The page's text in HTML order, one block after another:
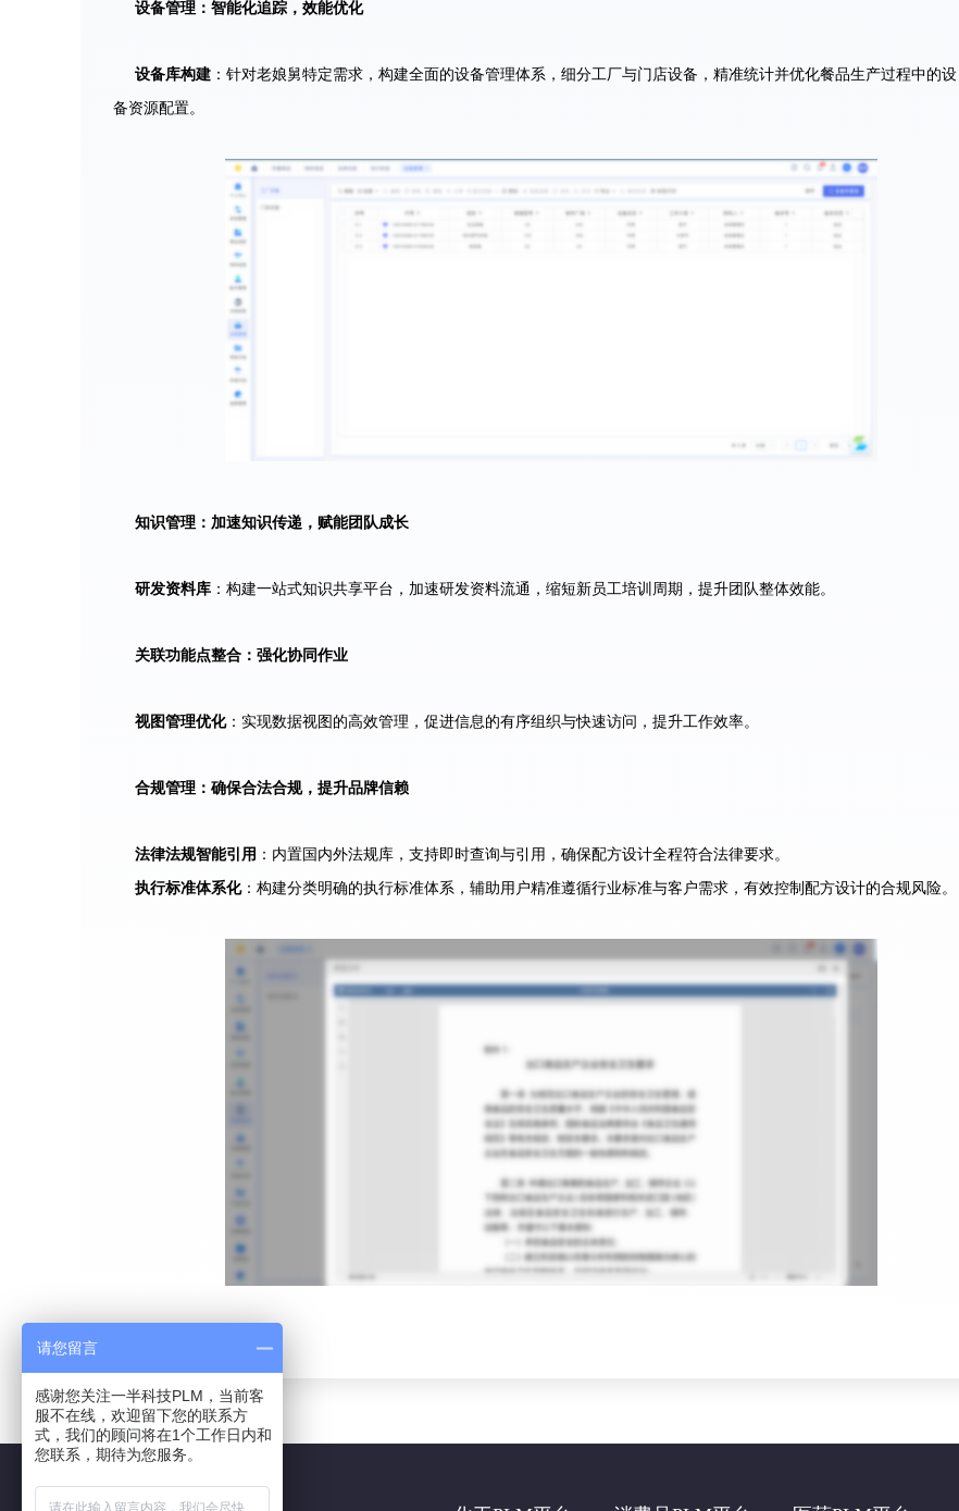
设备管理：智能化追踪，效能优化
设备库构建 ：针对老娘舅特定需求，构建全面的设备管理体系，细分工厂与门店设备，精准统计并优化餐品生产过程中的设
备资源配置。
知识管理：加速知识传递，赋能团队成长
研发资料库 ：构建一站式知识共享平台，加速研发资料流通，缩短新员工培训周期，提升团队整体效能。
关联功能点整合：强化协同作业
视图管理优化：实现数据视图的高效管理，促进信息的有序组织与快速访问，提升工作效率。
合规管理：确保合法合规，提升品牌信赖
法律法规智能引用 ：内置国内外法规库，支持即时查询与引用，确保配方设计全程符合法律要求。
执行标准体系化：构建分类明确的执行标准体系，辅助用户精准遵循行业标准与客户需求，有效控制配方设计的合规风险。
请您留言
感谢您关注一半科技PLM，当前客
服不在线，欢迎留下您的联系方
式，我们的顾问将在1个工作日内和
您联系，期待为您服务。